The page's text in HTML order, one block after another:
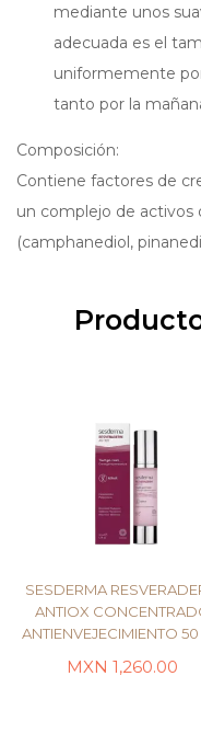
mediante unos
adecuada es el
uniformemente
tanto por la
Composición:
Contiene factores de
un complejo de activos
(camphanediol,
LEER MÁS
SESDERMA
ANTIOX
ANTIENVEJECIMIENTO 50
1,260.00